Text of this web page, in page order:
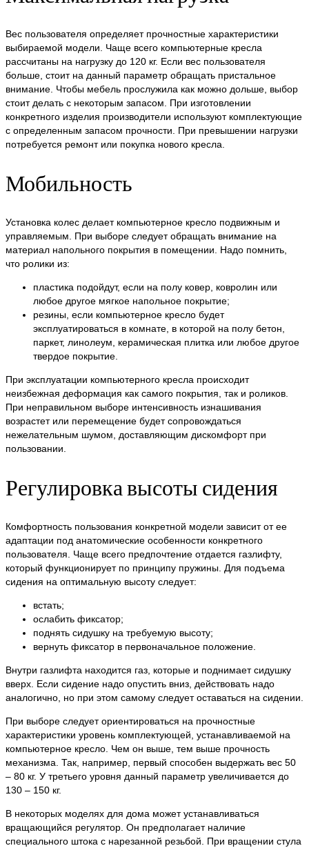
Вес пользователя определяет прочностные характеристики
выбираемой модели. Чаще всего компьютерные кресла
рассчитаны на нагрузку до 120 кг. Если вес пользователя
больше, стоит на данный параметр обращать пристальное
внимание. Чтобы мебель прослужила как можно дольше, выбор
стоит делать с некоторым запасом. При изготовлении
конкретного изделия производители используют комплектующие
с определенным запасом прочности. При превышении нагрузки
потребуется ремонт или покупка нового кресла.
Мобильность
Установка колес делает компьютерное кресло подвижным и
управляемым. При выборе следует обращать внимание на
материал напольного покрытия в помещении. Надо помнить,
что ролики из:
пластика подойдут, если на полу ковер, ковролин или
любое другое мягкое напольное покрытие;
резины, если компьютерное кресло будет
эксплуатироваться в комнате, в которой на полу бетон,
паркет, линолеум, керамическая плитка или любое другое
твердое покрытие.
При эксплуатации компьютерного кресла происходит
неизбежная деформация как самого покрытия, так и роликов.
При неправильном выборе интенсивность изнашивания
возрастет или перемещение будет сопровождаться
нежелательным шумом, доставляющим дискомфорт при
пользовании.
Регулировка высоты сидения
Комфортность пользования конкретной модели зависит от ее
адаптации под анатомические особенности конкретного
пользователя. Чаще всего предпочтение отдается газлифту,
который функционирует по принципу пружины. Для подъема
сидения на оптимальную высоту следует:
встать;
ослабить фиксатор;
поднять сидушку на требуемую высоту;
вернуть фиксатор в первоначальное положение.
Внутри газлифта находится газ, которые и поднимает сидушку
вверх. Если сидение надо опустить вниз, действовать надо
аналогично, но при этом самому следует оставаться на сидении.
При выборе следует ориентироваться на прочностные
характеристики уровень комплектующей, устанавливаемой на
компьютерное кресло. Чем он выше, тем выше прочность
механизма. Так, например, первый способен выдержать вес 50
– 80 кг. У третьего уровня данный параметр увеличивается до
130 – 150 кг.
В некоторых моделях для дома может устанавливаться
вращающийся регулятор. Он предполагает наличие
специального штока с нарезанной резьбой. При вращении стула